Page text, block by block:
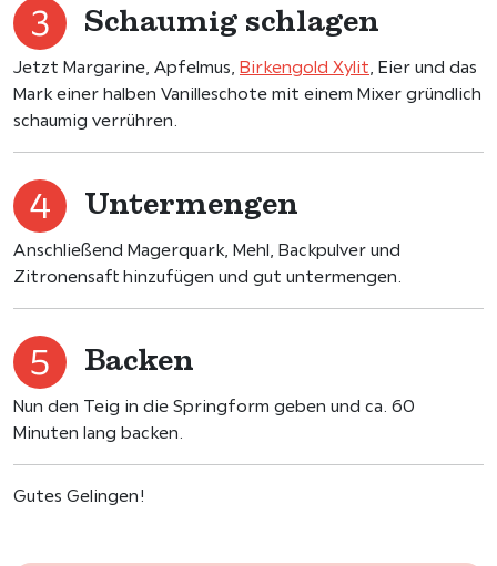
Schaumig schlagen
Jetzt Margarine, Apfelmus, Birkengold Xylit, Eier und das
Mark einer halben Vanilleschote mit einem Mixer gründlich
schaumig verrühren.
Untermengen
Anschließend Magerquark, Mehl, Backpulver und
Zitronensaft hinzufügen und gut untermengen.
Backen
Nun den Teig in die Springform geben und ca. 60
Minuten lang backen.
Gutes Gelingen!